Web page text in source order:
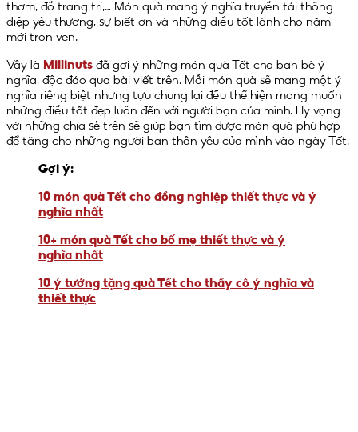
thơm, đồ trang trí,… Món quà mang ý nghĩa truyền tải thông
điệp yêu thương, sự biết ơn và những điều tốt lành cho năm
mới trọn vẹn.
Vậy là Millinuts đã gợi ý những món quà Tết cho bạn bè ý
nghĩa, độc đáo qua bài viết trên. Mỗi món quà sẽ mang một ý
nghĩa riêng biệt nhưng tựu chung lại đều thể hiện mong muốn
những điều tốt đẹp luôn đến với người bạn của mình. Hy vọng
với những chia sẻ trên sẽ giúp bạn tìm được món quà phù hợp
để tặng cho những người bạn thân yêu của mình vào ngày Tết.
Gợi ý:
10 món quà Tết cho đồng nghiệp thiết thực và ý
nghĩa nhất
10+ món quà Tết cho bố mẹ thiết thực và ý
nghĩa nhất
10 ý tưởng tặng quà Tết cho thầy cô ý nghĩa và
thiết thực